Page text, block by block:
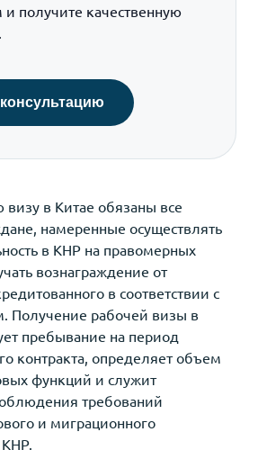
и получите качественную
в Китае обязаны все
намеренные осуществлять
в КНР на правомерных
вознаграждение от
в соответствии с
Получение рабочей визы в
пребывание на период
контракта, определяет объем
функций и служит
требований
и миграционного